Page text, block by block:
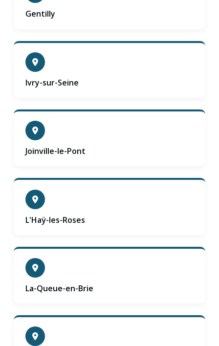
Gentilly
Ivry-sur-Seine
Joinville-le-Pont
L'Haÿ-les-Roses
La-Queue-en-Brie